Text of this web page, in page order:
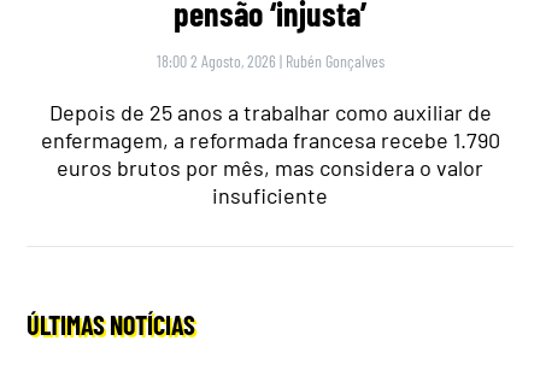
pensão ‘injusta’
18:00 2 Agosto, 2026 | Rubén Gonçalves
Depois de 25 anos a trabalhar como auxiliar de
enfermagem, a reformada francesa recebe 1.790
euros brutos por mês, mas considera o valor
insuficiente
ÚLTIMAS NOTÍCIAS